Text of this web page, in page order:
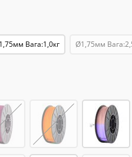
Вага:1,0кг Ø1,75мм